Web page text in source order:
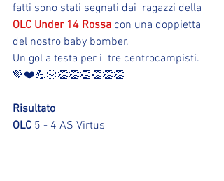
fatti sono stati segnati dai  ragazzi della
OLC Under 14 Rossa con una doppietta
del nostro baby bomber.
Un gol a testa per i  tre centrocampisti.
💚❤️💪🏻👏👏👏👏👏👏
Risultato
OLC 5 - 4 AS Virtus